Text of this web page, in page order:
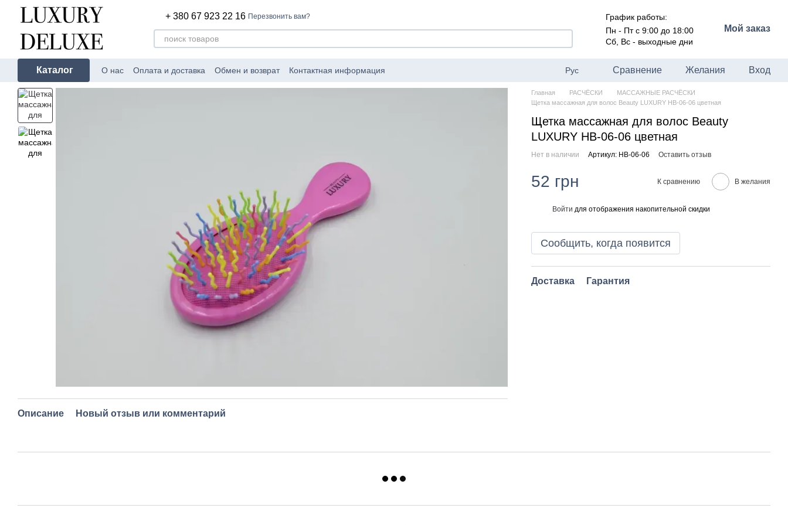
Перейти к основному контенту
+ 380 67 923 22 16 Перезвонить вам?
График работы:
Пн - Пт с 9:00 до 18:00
Сб, Вс - выходные дни
Мой заказ
Каталог О нас Оплата и доставка Обмен и возврат Контактная информация Рус Сравнение Желания Вход
Описание Новый отзыв или комментарий
Главная РАСЧËСКИ
МАССАЖНЫЕ РАСЧËСКИ
Щетка массажная для волос Beauty LUXURY HB-06-06 цветная
Щетка массажная для волос Beauty
LUXURY HB-06-06 цветная
Нет в наличии Артикул: HB-06-06 Оставить отзыв
52 грн К сравнению В желания
Войти для отображения накопительной скидки
Сообщить, когда появится
Доставка Гарантия